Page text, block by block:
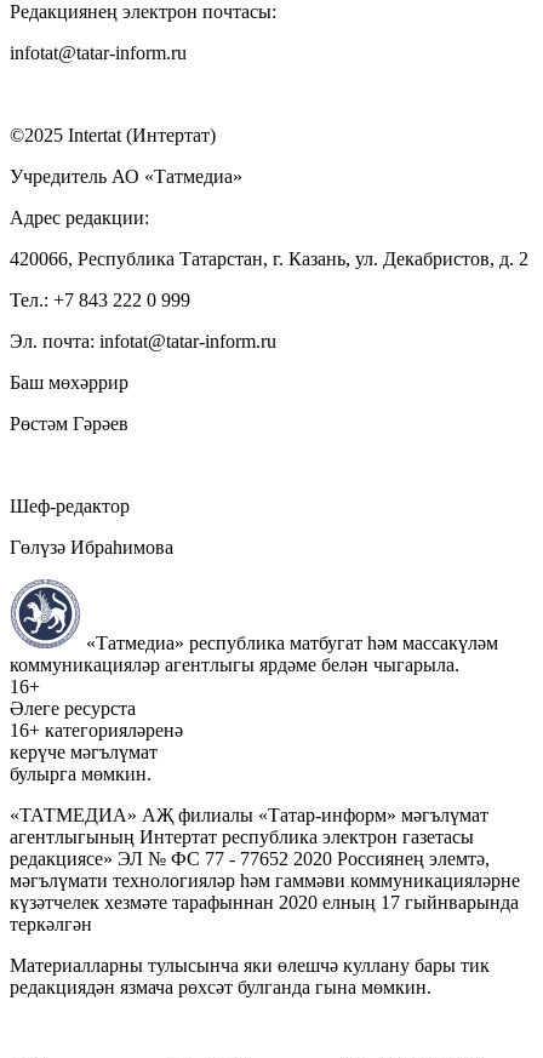
Редакциянең электрон почтасы:
infotat@tatar-inform.ru
©2025 Intertat (Интертат)
Учредитель АО «Татмедиа»
Адрес редакции:
420066, Республика Татарстан, г. Казань, ул. Декабристов, д. 2
Тел.: +7 843 222 0 999
Эл. почта: infotat@tatar-inform.ru
Баш мөхәррир
Рөстәм Гәрәев
Шеф-редактор
Гөлүзә Ибраһимова
«Татмедиа» республика матбугат һәм массакүләм
коммуникацияләр агентлыгы ярдәме белән чыгарыла.
16+
Әлеге ресурста
16+ категорияләренә
керүче мәгълүмат
булырга мөмкин.
«ТАТМЕДИА» АҖ филиалы «Татар-информ» мәгълүмат
агентлыгының Интертат республика электрон газетасы
редакциясе» ЭЛ № ФС 77 - 77652 2020 Россиянең элемтә,
мәгълүмати технологияләр һәм гаммәви коммуникацияләрне
күзәтчелек хезмәте тарафыннан 2020 елның 17 гыйнварында
теркәлгән
Материалларны тулысынча яки өлешчә куллану бары тик
редакциядән язмача рөхсәт булганда гына мөмкин.